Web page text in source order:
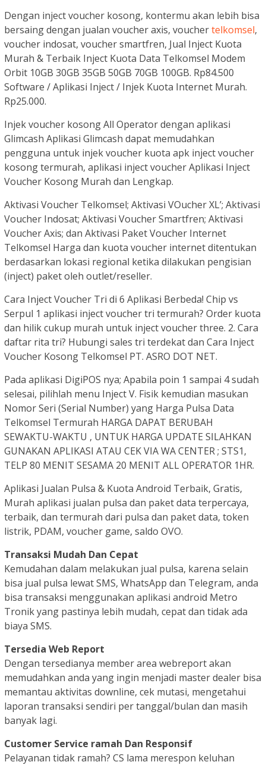
Dengan inject voucher kosong, kontermu akan lebih bisa
bersaing dengan jualan voucher axis, vouchertelkomsel,
voucher indosat, voucher smartfren, Jual Inject Kuota
Murah & Terbaik Inject Kuota Data Telkomsel Modem
Orbit 10GB 30GB 35GB 50GB 70GB 100GB. Rp84.500
Software / Aplikasi Inject / Injek Kuota Internet Murah.
Rp25.000.
Injek voucher kosong All Operator dengan aplikasi
Glimcash Aplikasi Glimcash dapat memudahkan
pengguna untuk injek voucher kuota apk inject voucher
kosong termurah, aplikasi inject voucher Aplikasi Inject
Voucher Kosong Murah dan Lengkap.
Aktivasi Voucher Telkomsel; Aktivasi VOucher XL’; Aktivasi
Voucher Indosat; Aktivasi Voucher Smartfren; Aktivasi
Voucher Axis; dan Aktivasi Paket Voucher Internet
Telkomsel Harga dan kuota voucher internet ditentukan
berdasarkan lokasi regional ketika dilakukan pengisian
(inject) paket oleh outlet/reseller.
Cara Inject Voucher Tri di 6 Aplikasi Berbeda! Chip vs
Serpul 1 aplikasi inject voucher tri termurah? Order kuota
dan hilik cukup murah untuk inject voucher three. 2. Cara
daftar rita tri? Hubungi sales tri terdekat dan Cara Inject
Voucher Kosong Telkomsel PT. ASRO DOT NET.
Pada aplikasi DigiPOS nya; Apabila poin 1 sampai 4 sudah
selesai, pilihlah menu Inject V. Fisik kemudian masukan
Nomor Seri (Serial Number) yang Harga Pulsa Data
Telkomsel Termurah HARGA DAPAT BERUBAH
SEWAKTU-WAKTU , UNTUK HARGA UPDATE SILAHKAN
GUNAKAN APLIKASI ATAU CEK VIA WA CENTER ; STS1,
TELP 80 MENIT SESAMA 20 MENIT ALL OPERATOR 1HR.
Aplikasi Jualan Pulsa & Kuota Android Terbaik, Gratis,
Murah aplikasi jualan pulsa dan paket data terpercaya,
terbaik, dan termurah dari pulsa dan paket data, token
listrik, PDAM, voucher game, saldo OVO.
Transaksi Mudah Dan Cepat
Kemudahan dalam melakukan jual pulsa, karena selain
bisa jual pulsa lewat SMS, WhatsApp dan Telegram, anda
bisa transaksi menggunakan aplikasi android Metro
Tronik yang pastinya lebih mudah, cepat dan tidak ada
biaya SMS.
Tersedia Web Report
Dengan tersedianya member area webreport akan
memudahkan anda yang ingin menjadi master dealer bisa
memantau aktivitas downline, cek mutasi, mengetahui
laporan transaksi sendiri per tanggal/bulan dan masih
banyak lagi.
Customer Service ramah Dan Responsif
Pelayanan tidak ramah? CS lama merespon keluhan